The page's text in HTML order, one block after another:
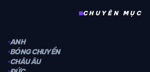
CHUYÊN MỤC
ANH
BÓNG CHUYỀN
CHÂU ÂU